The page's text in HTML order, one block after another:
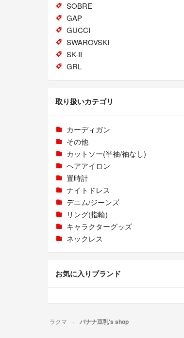
SOBRE
GAP
GUCCI
SWAROVSKI
SK-II
GRL
取り扱いカテゴリ
カーディガン
その他
カットソー(半袖/袖なし)
ヘアアイロン
置時計
ナイトドレス
デニム/ジーンズ
リング(指輪)
キャラクターグッズ
ネックレス
お気に入りブランド
ラクマ バナナ豆乳's shop